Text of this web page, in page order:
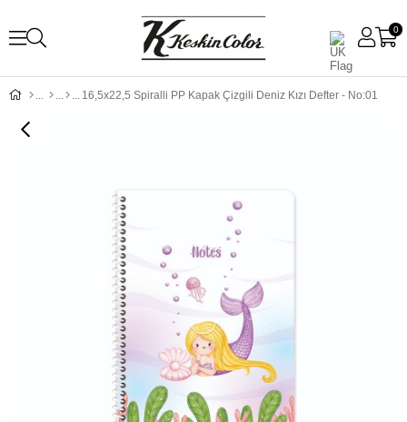
0
16,5x22,5 Spiralli PP Kapak Çizgili Deniz Kızı Defter - No:01